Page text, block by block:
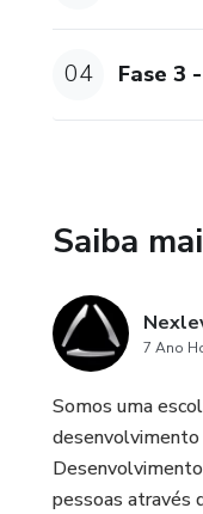
04 Fase 3
Saiba
7 Ano
Somos uma
desenvolvimento
pessoas através